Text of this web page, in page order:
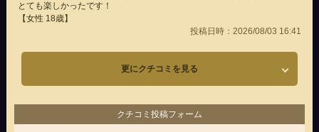
とても楽しかったです！
【女性 18歳】
投稿日時：2026/08/03 16:41
更にクチコミを見る
クチコミ投稿フォーム